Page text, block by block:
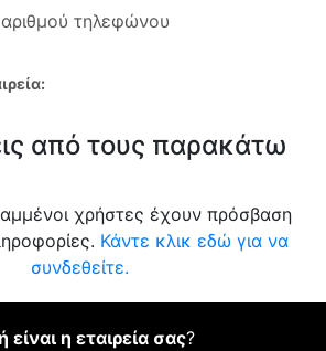
τηλεφώνου
από τους παρακάτω
χρήστες έχουν πρόσβαση
Κάντε κλικ εδώ για να
συνδεθείτε.
είναι η εταιρεία σας?